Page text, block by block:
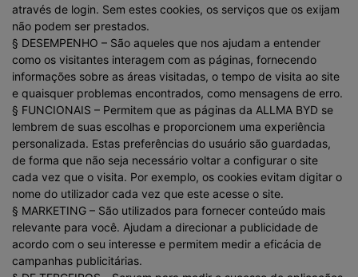
através de login. Sem estes cookies, os serviços que os exijam
não podem ser prestados.
§ DESEMPENHO – São aqueles que nos ajudam a entender
como os visitantes interagem com as páginas, fornecendo
informações sobre as áreas visitadas, o tempo de visita ao site
e quaisquer problemas encontrados, como mensagens de erro.
§ FUNCIONAIS – Permitem que as páginas da ALLMA BYD se
lembrem de suas escolhas e proporcionem uma experiência
personalizada. Estas preferências do usuário são guardadas,
de forma que não seja necessário voltar a configurar o site
cada vez que o visita. Por exemplo, os cookies evitam digitar o
nome do utilizador cada vez que este acesse o site.
§ MARKETING – São utilizados para fornecer conteúdo mais
relevante para você. Ajudam a direcionar a publicidade de
acordo com o seu interesse e permitem medir a eficácia de
campanhas publicitárias.